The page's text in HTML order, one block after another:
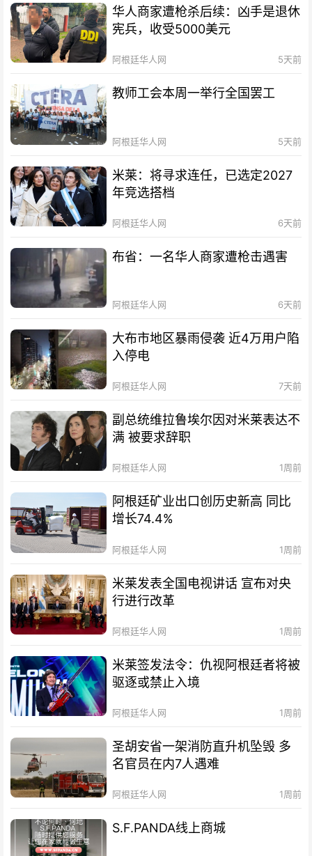
华人商家遭枪杀后续：凶手是退休
宪兵，收受5000美元
阿根廷华人网 5天前
教师工会本周一举行全国罢工
阿根廷华人网 5天前
米莱：将寻求连任，已选定2027
年竞选搭档
阿根廷华人网 6天前
布省：一名华人商家遭枪击遇害
阿根廷华人网 6天前
大布市地区暴雨侵袭 近4万用户陷
入停电
阿根廷华人网 7天前
副总统维拉鲁埃尔因对米莱表达不
满 被要求辞职
阿根廷华人网 1周前
阿根廷矿业出口创历史新高 同比
增长74.4%
阿根廷华人网 1周前
米莱发表全国电视讲话 宣布对央
行进行改革
阿根廷华人网 1周前
米莱签发法令：仇视阿根廷者将被
驱逐或禁止入境
阿根廷华人网 1周前
圣胡安省一架消防直升机坠毁 多
名官员在内7人遇难
阿根廷华人网 1周前
S.F.PANDA线上商城